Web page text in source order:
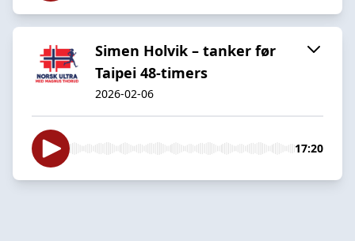
Simen Holvik – tanker før
Taipei 48-timers
2026-02-06
17:20